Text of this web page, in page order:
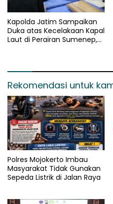
Kapolda Jatim Sampaikan
Duka atas Kecelakaan Kapal
Laut di Perairan Sumenep,
Rekomendasi untuk
Polres Mojokerto Imbau
Masyarakat Tidak Gunakan
Sepeda Listrik di Jalan Raya